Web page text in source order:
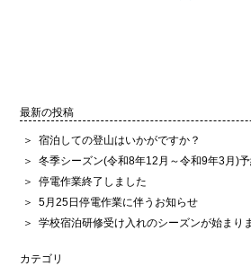
最新の投稿
宿泊しての登山はいかがですか？
冬季シーズン(令和8年12月～令和9年3月)
停電作業終了しました
5月25日停電作業に伴うお知らせ
学校宿泊研修受け入れのシーズンが始まり
カテゴリ